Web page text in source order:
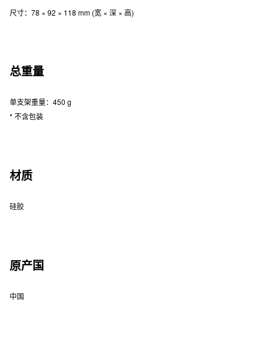
尺寸：78 × 92 × 118 mm (宽 × 深 × 高)
总重量
单支架重量：450 g
* 不含包装
材质
硅胶
原产国
中国